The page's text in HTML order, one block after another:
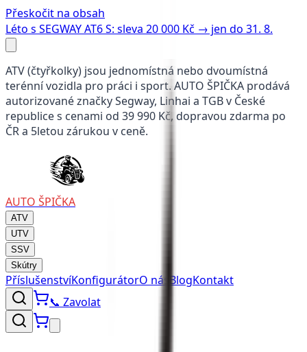
Přeskočit na obsah
Léto s SEGWAY AT6 S: sleva 20 000 Kč → jen do 31. 8.
ATV (čtyřkolky) jsou jednomístná nebo dvoumístná
terénní vozidla pro práci i sport. AUTO ŠPIČKA prodává
autorizované značky Segway, Linhai a TGB v České
republice s cenami od 39 990 Kč, dopravou zdarma po
ČR a 5letou zárukou v ceně.
AUTO ŠPIČKA
ATV
UTV
SSV
Skútry
PříslušenstvíKonfigurátorO nás BlogKontakt
📞 Zavolat